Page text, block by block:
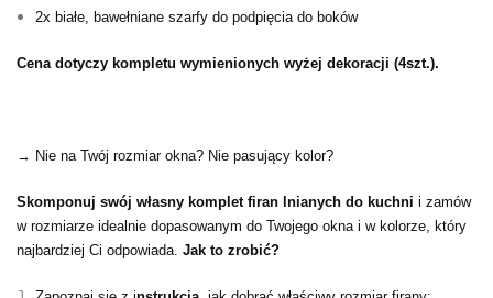
2x białe, bawełniane szarfy do podpięcia do boków
Cena dotyczy kompletu wymienionych wyżej dekoracji (4szt.).
→ Nie na Twój rozmiar okna? Nie pasujący kolor?
Skomponuj swój własny komplet firan lnianych do kuchni i zamów
w rozmiarze idealnie dopasowanym do Twojego okna i w kolorze, który
najbardziej Ci odpowiada. Jak to zrobić?